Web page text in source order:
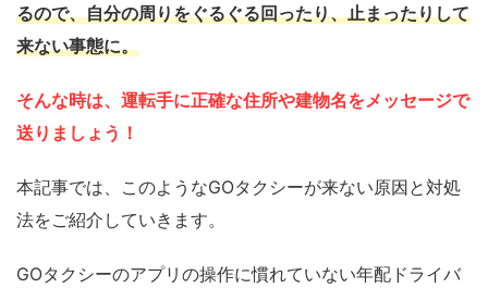
るので、自分の周りをぐるぐる回ったり、止まったりして
来ない事態に。
そんな時は、運転手に正確な住所や建物名をメッセージで
送りましょう！
本記事では、このようなGOタクシーが来ない原因と対処
法をご紹介していきます。
GOタクシーのアプリの操作に慣れていない年配ドライバ